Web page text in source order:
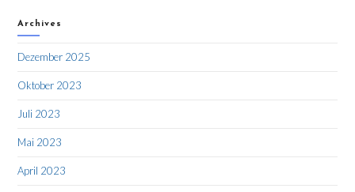
Archives
Dezember 2025
Oktober 2023
Juli 2023
Mai 2023
April 2023